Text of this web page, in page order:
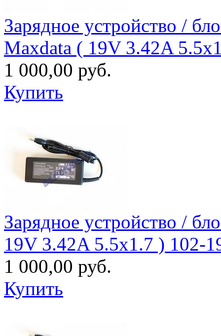
Зарядное уcтройство /
Maxdata ( 19V 3.42A
1 000,00 руб.
Купить
Зарядное уcтройство /
19V 3.42A 5.5x1.7 ) 102-
1 000,00 руб.
Купить